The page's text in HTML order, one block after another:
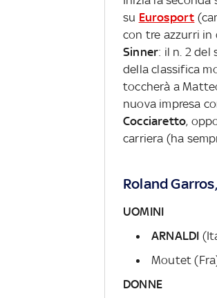
su Eurosport
con tre azzurri in
Sinner: il n. 2
della classifica
toccherà a
nuova impresa
Cocciaretto,
carriera (ha
Roland
UOMINI
ARNALDI
Moutet
DONNE